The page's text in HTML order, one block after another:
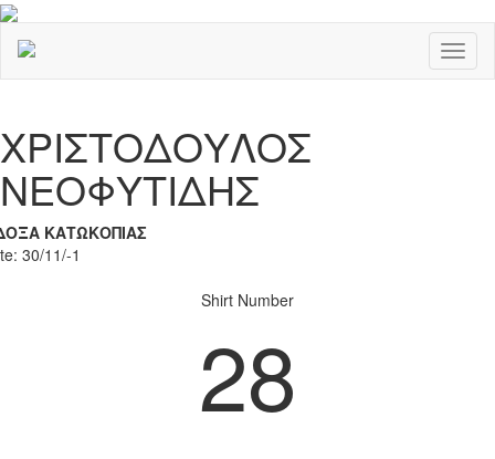
ΧΡΙΣΤΟΔΟΥΛΟΣ
ΝΕΟΦΥΤΙΔΗΣ
ΚΑΤΩΚΟΠΙΑΣ
30/11/-1
Shirt Number
28